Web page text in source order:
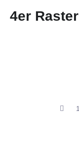
4er Raster
1